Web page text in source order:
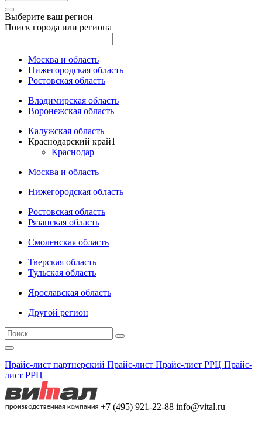
Выберите ваш регион
Поиск города или региона
Москва и область
Нижегородская область
Ростовская область
Владимирская область
Воронежская область
Калужская область
Краснодарский край1
Краснодар
Москва и область
Нижегородская область
Ростовская область
Рязанская область
Смоленская область
Тверская область
Тульская область
Ярославская область
Другой регион
Прайс-лист партнерский Прайс-лист Прайс-лист РРЦ Прайс-
лист РРЦ
+7 (495) 921-22-88 info@vital.ru